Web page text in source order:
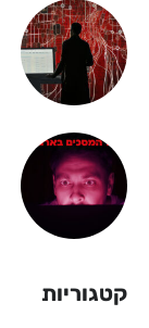
קטגוריות